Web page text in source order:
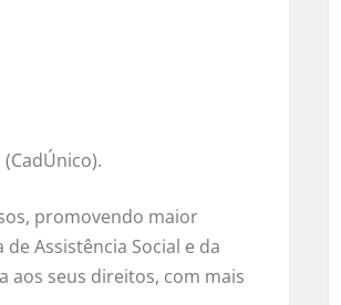
promovendo maior
Assistência Social e da
aos seus direitos, com mais